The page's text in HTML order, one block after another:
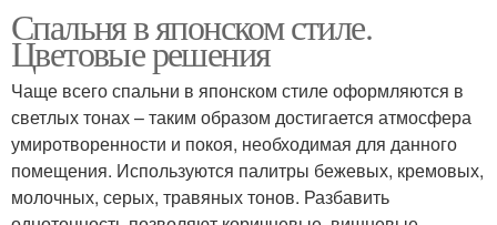
Спальня в японском стиле.
Цветовые решения
Чаще всего спальни в японском стиле оформляются в
светлых тонах – таким образом достигается атмосфера
умиротворенности и покоя, необходимая для данного
помещения. Используются палитры бежевых, кремовых,
молочных, серых, травяных тонов. Разбавить